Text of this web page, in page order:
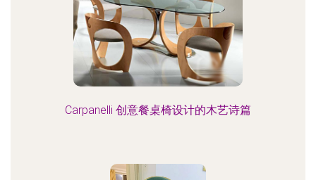
Carpanelli 创意餐桌椅设计的木艺诗篇